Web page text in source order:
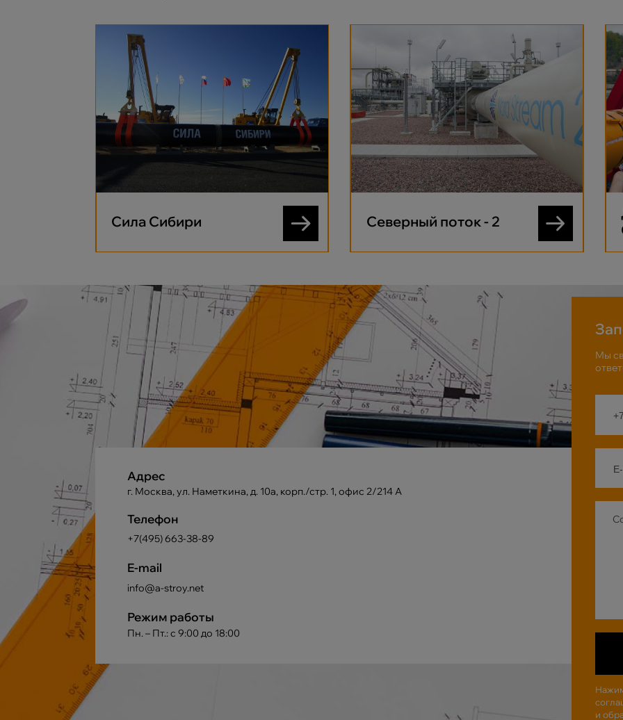
Сила Сибири Северный поток - 2
Адрес
г. Москва, ул. Наметкина, д. 10а, корп./стр. 1, офис 2/214 А
Телефон
+7(495) 663-38-89
E-mail
info@a-stroy.net
Режим работы
Пн. – Пт.: с 9:00 до 18:00
Мы
и